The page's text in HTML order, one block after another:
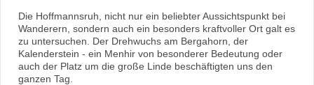
Die Hoffmannsruh, nicht nur ein beliebter Aussichtspunkt bei
Wanderern, sondern auch ein besonders kraftvoller Ort galt es
zu untersuchen. Der Drehwuchs am Bergahorn, der
Kalenderstein - ein Menhir von besonderer Bedeutung oder
auch der Platz um die große Linde beschäftigten uns den
ganzen Tag.